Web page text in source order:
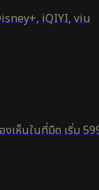
iQIYI, viu
เห็นในที่มืด เริ่ม